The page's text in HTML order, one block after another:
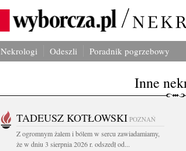
Nekrologi Odeszli Poradnik pogrzebowy
Inne
TADEUSZ KOTŁOWSKI POZNAŃ
Z ogromnym żalem i bólem w sercu zawiadamiamy,
że w dniu 3 sierpnia 2026 r. odszedł od...